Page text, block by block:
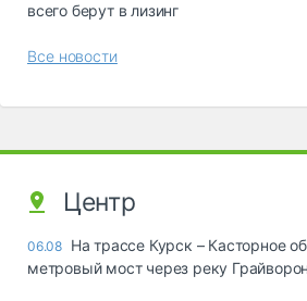
всего берут в лизинг
Все новости
Центр
06.08 На трассе Курск – Касторное
метровый мост через реку